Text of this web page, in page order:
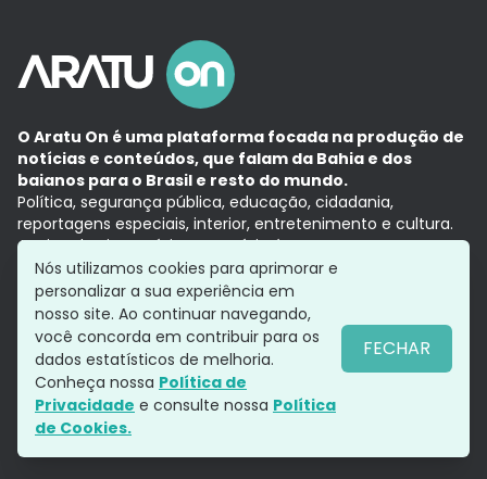
O Aratu On é uma plataforma focada na produção de
notícias e conteúdos, que falam da Bahia e dos
baianos para o Brasil e resto do mundo.
Política, segurança pública, educação, cidadania,
reportagens especiais, interior, entretenimento e cultura.
Aqui, tudo vira notícia e a notícia é no tempo presente,
com a credibilidade do Grupo Aratu.
Grupo Aratu
Política de privacidade
Siga-nos
Nós utilizamos cookies para aprimorar e
personalizar a sua experiência em
nosso site. Ao continuar navegando,
você concorda em contribuir para os
dados estatísticos de melhoria.
Conheça nossa Política de
Privacidade e consulte nossa Política
de Cookies.
FECHAR